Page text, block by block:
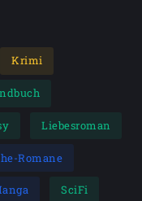
Krimi
Liebesroman
Romane
SciFi